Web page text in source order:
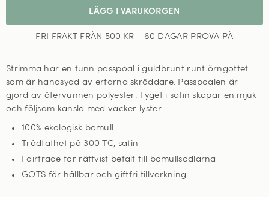
LÄGG I VARUKORGEN
FRI FRAKT FRÅN 500 KR - 60 DAGAR PROVA PÅ
Strimma har en tunn passpoal i guldbrunt runt örngottet
som är handsydd av erfarna skräddare. Passpoalen är
gjord av återvunnen polyester. Tyget i satin skapar en mjuk
och följsam känsla med vacker lyster.
100% ekologisk bomull
Trådtäthet på 300 TC, satin
Fairtrade för rättvist betalt till bomullsodlarna
GOTS för hållbar och giftfri tillverkning